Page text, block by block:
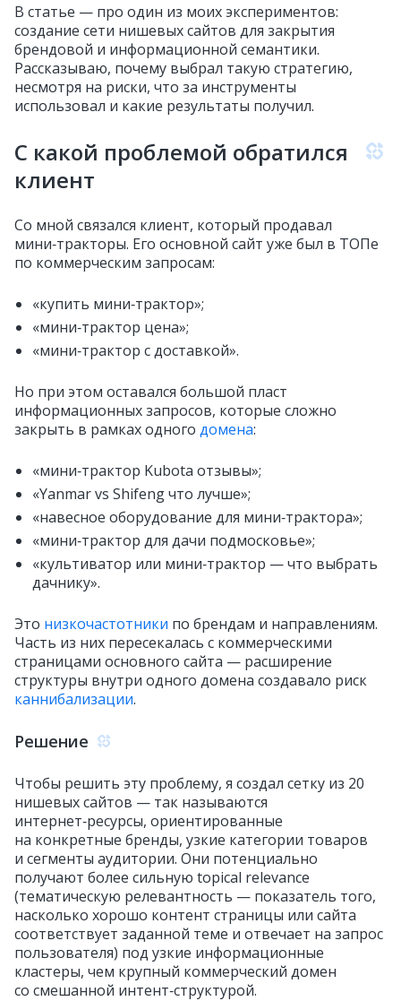
В статье — про один из моих экспериментов:
создание сети нишевых сайтов для закрытия
брендовой и информационной семантики.
Рассказываю, почему выбрал такую стратегию,
несмотря на риски, что за инструменты
использовал и какие результаты получил.
С какой проблемой обратился
клиент
Со мной связался клиент, который продавал
мини‑тракторы. Его основной сайт уже был в ТОПе
по коммерческим запросам:
«купить мини‑трактор»;
«мини‑трактор цена»;
«мини‑трактор с доставкой».
Но при этом оставался большой пласт
информационных запросов, которые сложно
закрыть в рамках одного домена:
«мини‑трактор Kubota отзывы»;
«Yanmar vs Shifeng что лучше»;
«навесное оборудование для мини‑трактора»;
«мини‑трактор для дачи подмосковье»;
«культиватор или мини‑трактор — что выбрать
дачнику».
Это низкочастотники по брендам и направлениям.
Часть из них пересекалась с коммерческими
страницами основного сайта — расширение
структуры внутри одного домена создавало риск
каннибализации.
Решение
Чтобы решить эту проблему, я создал сетку из 20
нишевых сайтов — так называются
интернет‑ресурсы, ориентированные
на конкретные бренды, узкие категории товаров
и сегменты аудитории. Они потенциально
получают более сильную topical relevance
(тематическую релевантность — показатель того,
насколько хорошо контент страницы или сайта
соответствует заданной теме и отвечает на запрос
пользователя) под узкие информационные
кластеры, чем крупный коммерческий домен
со смешанной интент‑структурой.